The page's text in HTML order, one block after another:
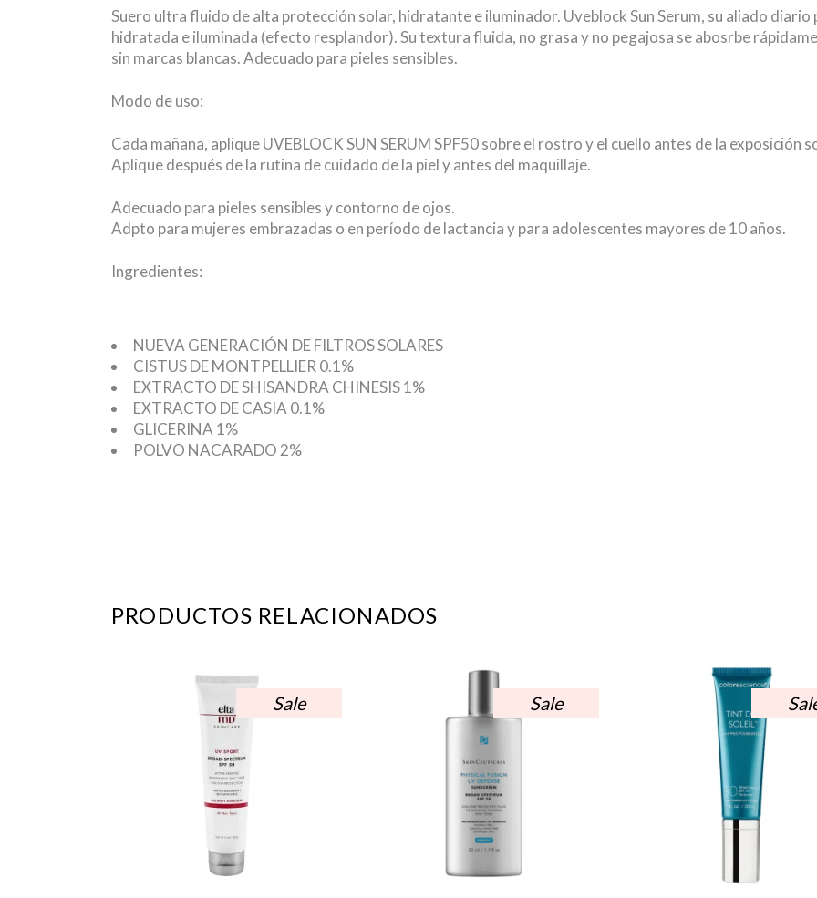
Suero ultra fluido de alta protección solar, hidratante e iluminador. Uveblock Sun Serum, su aliado
hidratada e iluminada (efecto resplandor). Su textura fluida, no grasa y no pegajosa se abosrbe
sin marcas blancas. Adecuado para pieles sensibles.
Modo de uso:
Cada mañana, aplique UVEBLOCK SUN SERUM SPF50 sobre el rostro y el cuello antes de la exposición
Aplique después de la rutina de cuidado de la piel y antes del maquillaje.
Adecuado para pieles sensibles y contorno de ojos.
Adpto para mujeres embrazadas o en período de lactancia y para adolescentes mayores de 10 años.
Ingredientes:
NUEVA GENERACIÓN DE FILTROS SOLARES
CISTUS DE MONTPELLIER 0.1%
EXTRACTO DE SHISANDRA CHINESIS 1%
EXTRACTO DE CASIA 0.1%
GLICERINA 1%
POLVO NACARADO 2%
PRODUCTOS RELACIONADOS
Sale Sale